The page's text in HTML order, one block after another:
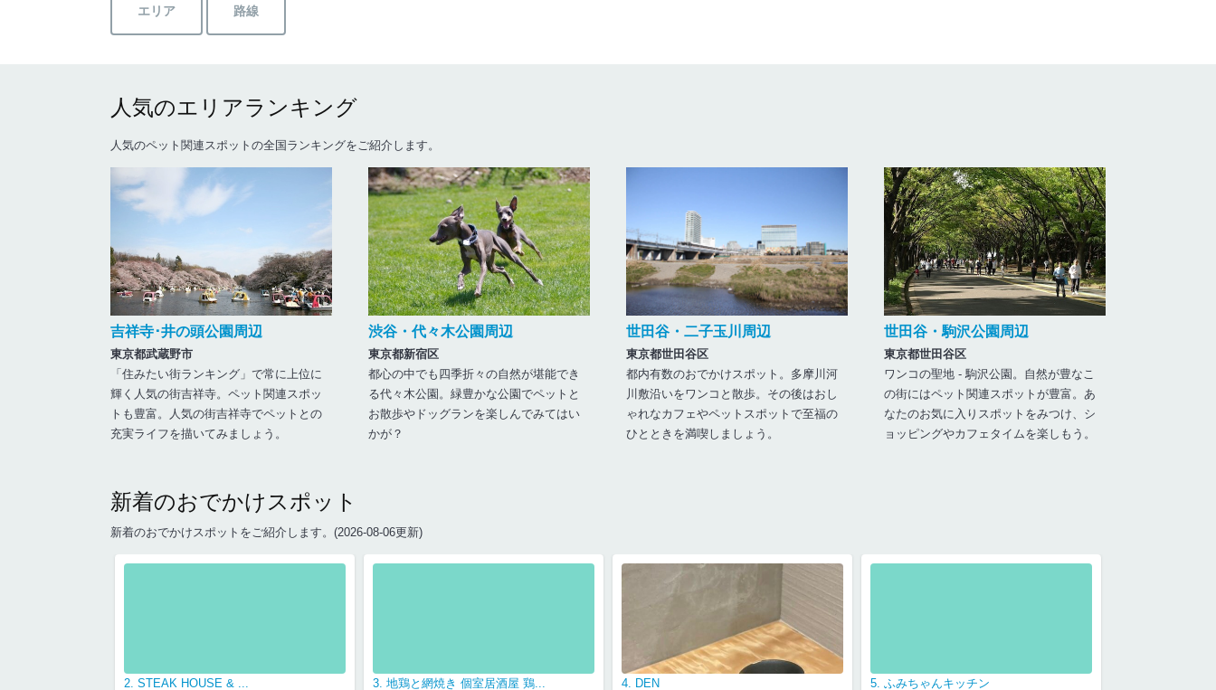
エリア 路線
人気のエリアランキング
人気のペット関連スポットの全国ランキングをご紹介します。
吉祥寺･井の頭公園周辺
東京都武蔵野市
「住みたい街ランキング」で常に上位に
輝く人気の街吉祥寺。ペット関連スポッ
トも豊富。人気の街吉祥寺でペットとの
充実ライフを描いてみましょう。
渋谷・代々木公園周辺
東京都新宿区
都心の中でも四季折々の自然が堪能でき
る代々木公園。緑豊かな公園でペットと
お散歩やドッグランを楽しんでみてはい
かが？
世田谷・二子玉川周辺
東京都世田谷区
都内有数のおでかけスポット。多摩川河
川敷沿いをワンコと散歩。その後はおし
ゃれなカフェやペットスポットで至福の
ひとときを満喫しましょう。
世田谷・駒沢公園周辺
東京都世田谷区
ワンコの聖地 - 駒沢公園。自然が豊なこ
の街にはペット関連スポットが豊富。あ
なたのお気に入りスポットをみつけ、シ
ョッピングやカフェタイムを楽しもう。
新着のおでかけスポット
新着のおでかけスポットをご紹介します。 (2026-08-06更新)
2. STEAK HOUSE & ...
3. 地鶏と網焼き 個室居酒屋 鶏...
4. DEN
5. ふみちゃんキッチン